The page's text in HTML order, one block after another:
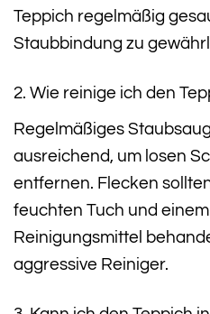
Teppich regelmäßig
Staubbindung zu
2. Wie reinige ich den
Regelmäßiges
ausreichend, um losen
entfernen. Flecken
feuchten Tuch und
Reinigungsmittel
aggressive Reiniger.